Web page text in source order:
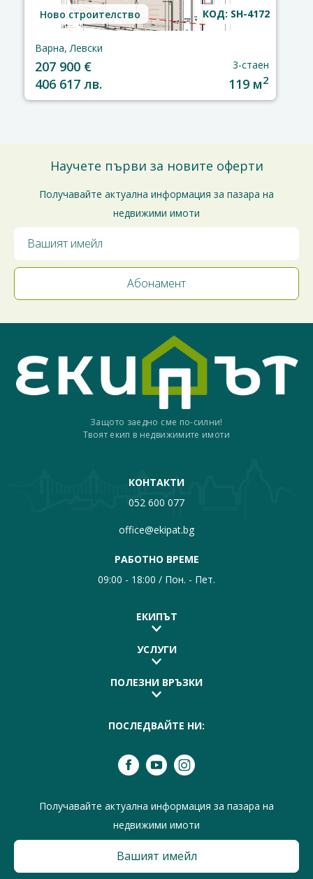
Ново строителство КОД: SH-4172
Варна, Левски
207 900 €
406 617 лв.
3-стаен
119 м2
Научете първи за новите оферти
Получавайте актуална информация за пазара на
недвижими имоти
Защото заедно сме по-силни!
Твоят екип в недвижимите имоти
КОНТАКТИ
052 600 077
office@ekipat.bg
РАБОТНО ВРЕМЕ
09:00 - 18:00 / Пон. - Пет.
ЕКИПЪТ
УСЛУГИ
ПОЛЕЗНИ ВРЪЗКИ
ПОСЛЕДВАЙТЕ НИ:
Получавайте актуална информация за пазара на
недвижими имоти